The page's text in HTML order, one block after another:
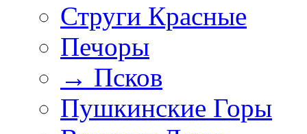
Струги Красные
Печоры
→ Псков
Пушкинские Горы